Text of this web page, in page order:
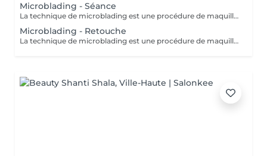
Microblading - Séance
La technique de microblading est une procédure de maquillage semi permanent réalisé entièrement à la main à l'aide d'un "stylo" muni de micro-aiguilles. La praticienne dessine poil à poil l'ensemble du sourcil afin de redonner au regard toute son intensité et sa ligne naturelle. Cette technique permet de redessiner entièrement un sourcil soit de combler les éventuels trous. Un résultat des plus naturel grâce à la finesse de la lame et donc au dessin de chaque poil. Effet trompe l'il garanti! POSSIBILITES DE RDV A STEINFORT OU OBERPALLEN
Microblading - Retouche
La technique de microblading est une procédure de maquillage semi-permanent réalisé entièrement à la main à l'aide d'un "stylo" muni de micro-aiguilles. La praticienne dessine poil à poil l'ensemble du sourcil afin de redonner au regard toute son intensité et sa ligne naturelle. Cette technique permet de redessiner entièrement un sourcil soit de combler les éventuels trous. Un résultat des plus naturel grâce à la finesse de la lame et donc au dessin de chaque poil. Effet trompe l'oeil garanti!